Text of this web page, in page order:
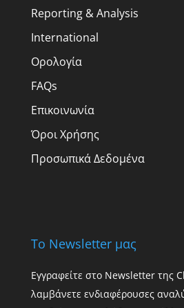
Reporting & Analysis
International
Ορολογία
FAQs
Επικοινωνία
Όροι Χρήσης
Προσωπικά Δεδομένα
Το Newsletter μας
Εγγραφείτε στο Newsletter της
λαμβάνετε ενδιαφέρουσες